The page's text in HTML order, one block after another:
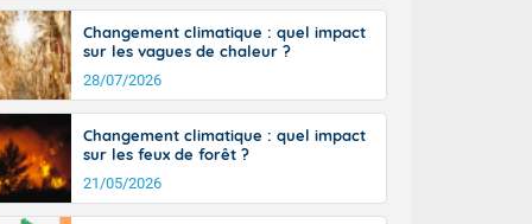
Changement climatique : quel impact
sur les vagues de chaleur ?
28/07/2026
Changement climatique : quel impact
sur les feux de forêt ?
21/05/2026